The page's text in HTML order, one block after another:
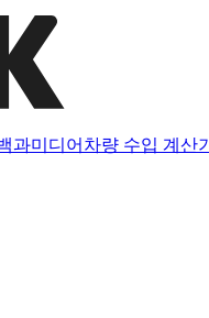
과미디어 차량 수입 계산기